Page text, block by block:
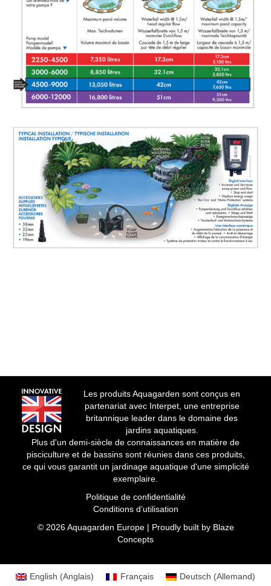
Les produits Aquagarden sont conçus en
partenariat avec Interpet, une entreprise
britannique leader dans le domaine des
jardins aquatiques.
Plus d'un demi-siècle de connaissances en matière de
pisciculture et de bassins sont réunies dans ces produits,
ce qui vous garantit un jardinage aquatique d'une simplicité
exemplaire.
Politique de confidentialité
Conditions d’utilisation
© 2026 Aquagarden Europe | Proudly built by Blaze
Concepts
English (Anglais) Français Deutsch (Allemand)